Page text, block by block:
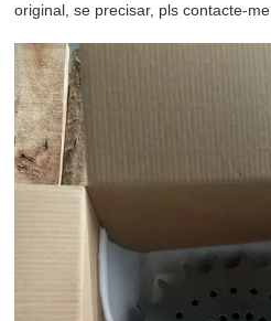
original, se precisar, pls contacte-